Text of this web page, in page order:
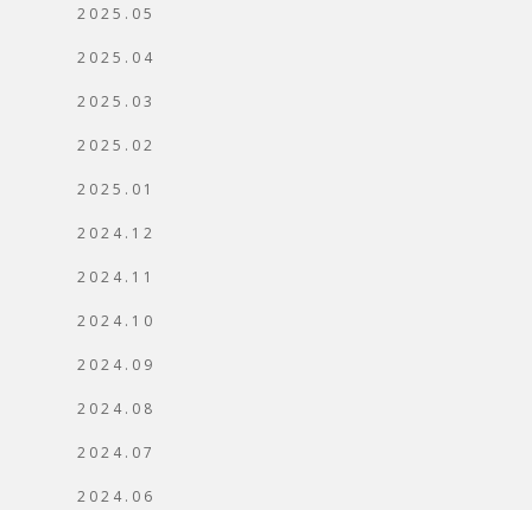
2025.05
2025.04
2025.03
2025.02
2025.01
2024.12
2024.11
2024.10
2024.09
2024.08
2024.07
2024.06